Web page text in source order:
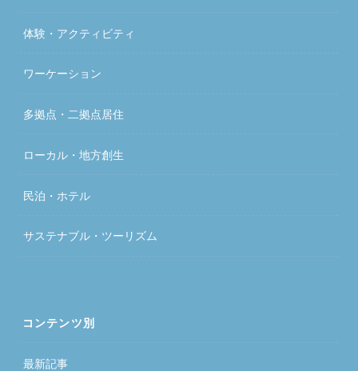
体験・アクティビティ
ワーケーション
多拠点・二拠点居住
ローカル・地方創生
民泊・ホテル
サステナブル・ツーリズム
コンテンツ別
最新記事